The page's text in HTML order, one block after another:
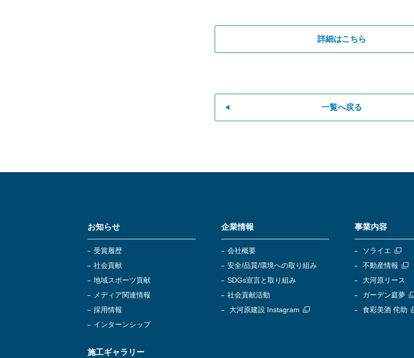
詳細はこちら
一覧へ戻る
お知らせ
受賞履歴
社会貢献
地域スポーツ貢献
メディア関連情報
採用情報
インターンシップ
施工ギャラリー
企業情報
会社概要
安全/品質/環境への取り組み
SDGs宣言と取り組み
社会貢献活動
大河原建設 Instagram
事業内容
ソライエ
不動産情報
大河原リース
ガーデン庭夢
食彩美酒 侘助